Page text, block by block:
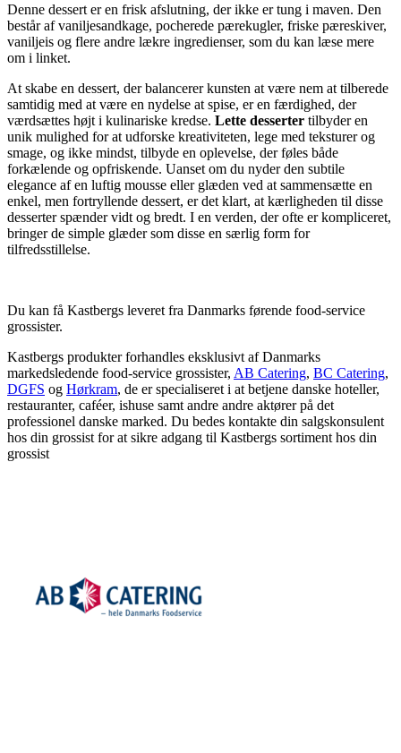
Denne dessert er en frisk afslutning, der ikke er tung i maven. Den
består af vaniljesandkage, pocherede pærekugler, friske pæreskiver,
vaniljeis og flere andre lækre ingredienser, som du kan læse mere
om i linket.
At skabe en dessert, der balancerer kunsten at være nem at tilberede
samtidig med at være en nydelse at spise, er en færdighed, der
værdsættes højt i kulinariske kredse. Lette desserter tilbyder en
unik mulighed for at udforske kreativiteten, lege med teksturer og
smage, og ikke mindst, tilbyde en oplevelse, der føles både
forkælende og opfriskende. Uanset om du nyder den subtile
elegance af en luftig mousse eller glæden ved at sammensætte en
enkel, men fortryllende dessert, er det klart, at kærligheden til disse
desserter spænder vidt og bredt. I en verden, der ofte er kompliceret,
bringer de simple glæder som disse en særlig form for
tilfredsstillelse.
Du kan få Kastbergs leveret fra Danmarks førende food-service
grossister.
Kastbergs produkter forhandles eksklusivt af Danmarks
markedsledende food-service grossister, AB Catering, BC Catering,
DGFS og Hørkram, de er specialiseret i at betjene danske hoteller,
restauranter, caféer, ishuse samt andre andre aktører på det
professionel danske marked. Du bedes kontakte din salgskonsulent
hos din grossist for at sikre adgang til Kastbergs sortiment hos din
grossist